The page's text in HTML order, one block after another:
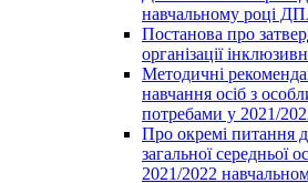
навчальному році
Постанова про
організації
Методичні
навчання осіб з
потребами у 2021/
Про окремі питання
загальної середньої
2021/2022